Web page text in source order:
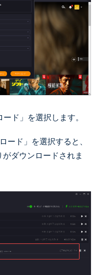
ド」を選択します。
ード」を選択すると、
ダウンロードされま